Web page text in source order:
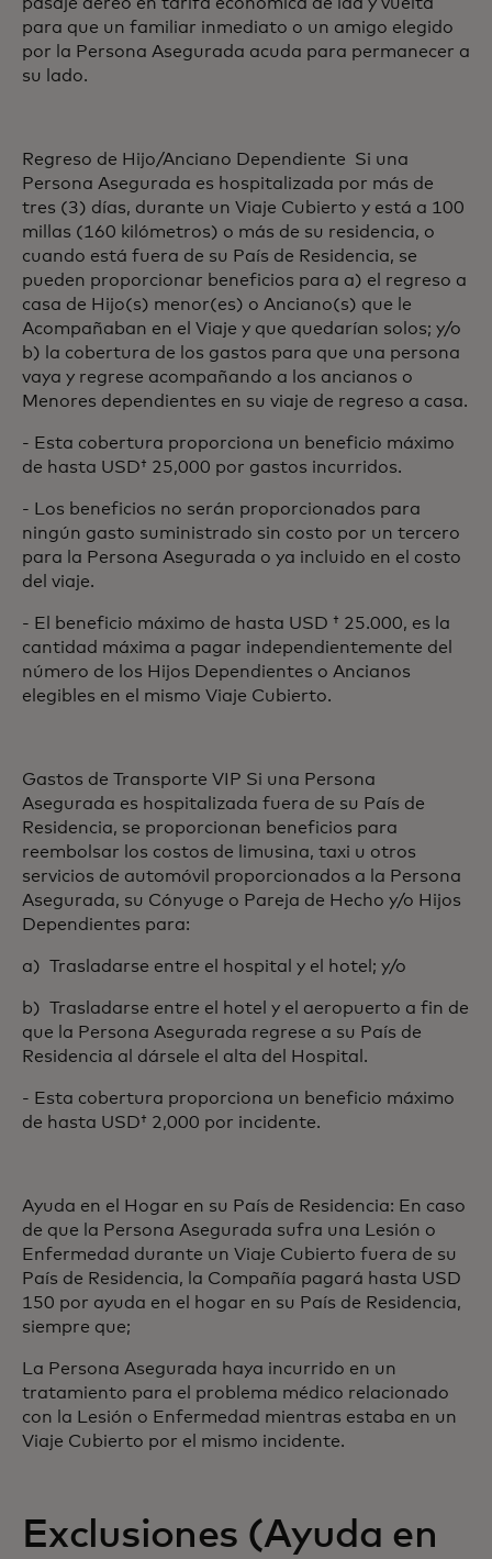
para que un familiar inmediato o un amigo elegido
por la Persona Asegurada acuda para permanecer a
su lado.
Regreso de Hijo/Anciano Dependiente Si una
Persona Asegurada es hospitalizada por más de
tres (3) días, durante un Viaje Cubierto y está a 100
millas (160 kilómetros) o más de su residencia, o
cuando está fuera de su País de Residencia, se
pueden proporcionar beneficios para a) el regreso a
casa de Hijo(s) menor(es) o Anciano(s) que le
Acompañaban en el Viaje y que quedarían solos; y/o
b) la cobertura de los gastos para que una persona
vaya y regrese acompañando a los ancianos o
Menores dependientes en su viaje de regreso a casa.
- Esta cobertura proporciona un beneficio máximo
de hasta USD† 25,000 por gastos incurridos.
- Los beneficios no serán proporcionados para
ningún gasto suministrado sin costo por un tercero
para la Persona Asegurada o ya incluido en el costo
del viaje.
- El beneficio máximo de hasta USD † 25.000, es la
cantidad máxima a pagar independientemente del
número de los Hijos Dependientes o Ancianos
elegibles en el mismo Viaje Cubierto.
Gastos de Transporte VIP Si una Persona
Asegurada es hospitalizada fuera de su País de
Residencia, se proporcionan beneficios para
reembolsar los costos de limusina, taxi u otros
servicios de automóvil proporcionados a la Persona
Asegurada, su Cónyuge o Pareja de Hecho y/o Hijos
Dependientes para:
a) Trasladarse entre el hospital y el hotel; y/o
b) Trasladarse entre el hotel y el aeropuerto a fin de
que la Persona Asegurada regrese a su País de
Residencia al dársele el alta del Hospital.
- Esta cobertura proporciona un beneficio máximo
de hasta USD† 2,000 por incidente.
Ayuda en el Hogar en su País de Residencia: En caso
de que la Persona Asegurada sufra una Lesión o
Enfermedad durante un Viaje Cubierto fuera de su
País de Residencia, la Compañía pagará hasta USD
150 por ayuda en el hogar en su País de Residencia,
siempre que;
La Persona Asegurada haya incurrido en un
tratamiento para el problema médico relacionado
con la Lesión o Enfermedad mientras estaba en un
Viaje Cubierto por el mismo incidente.
Exclusiones (Ayuda en